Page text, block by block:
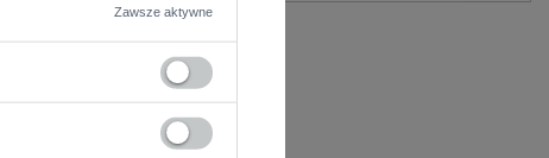
Zawsze aktywne